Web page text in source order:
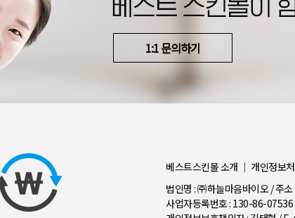
1:1 문의하기
베스트스킨몰 소개 ｜ 개인정보
법인명 : ㈜하늘마음바이오 / 주
사업자등록번호 : 130-86-07536